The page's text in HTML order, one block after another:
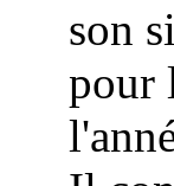
son
pour